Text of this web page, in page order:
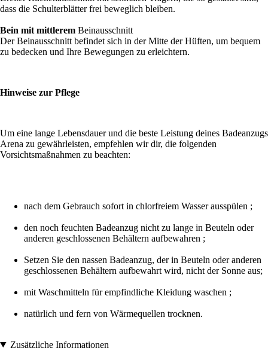
dass die Schulterblätter frei beweglich bleiben.
Bein mit mittlerem Beinausschnitt
Der Beinausschnitt befindet sich in der Mitte der Hüften, um bequem
zu bedecken und Ihre Bewegungen zu erleichtern.
Hinweise zur Pflege
Um eine lange Lebensdauer und die beste Leistung deines Badeanzugs
Arena zu gewährleisten, empfehlen wir dir, die folgenden
Vorsichtsmaßnahmen zu beachten:
nach dem Gebrauch sofort in chlorfreiem Wasser ausspülen ;
den noch feuchten Badeanzug nicht zu lange in Beuteln oder
anderen geschlossenen Behältern aufbewahren ;
Setzen Sie den nassen Badeanzug, der in Beuteln oder anderen
geschlossenen Behältern aufbewahrt wird, nicht der Sonne aus;
mit Waschmitteln für empfindliche Kleidung waschen ;
natürlich und fern von Wärmequellen trocknen.
Zusätzliche Informationen